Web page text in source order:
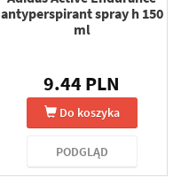
antyperspirant spray h 150
ml
9.44 PLN
Do koszyka
PODGLĄD